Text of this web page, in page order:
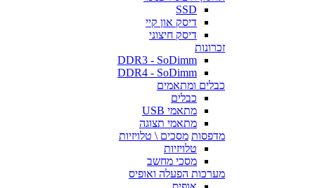
SSD
דיסק און קיי
דיסק חיצוני
זכרונות
DDR3 - SoDimm
DDR4 - SoDimm
כבלים ומתאמים
כבלים
מתאמי USB
מתאמי תצוגה
מדפסות מסכים \ טלויזיות
טלויזיות
מסכי מחשב
מערכות הפעלה ואופיס